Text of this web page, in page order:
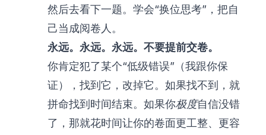
然后去看下一题。学会“换位思考”，把自
己当成阅卷人。
永远。永远。永远。不要提前交卷。
你肯定犯了某个“低级错误”（我跟你保
证），找到它，改掉它。如果找不到，就
拼命找到时间结束。如果你极度自信没错
了，那就花时间让你的卷面更工整、更容